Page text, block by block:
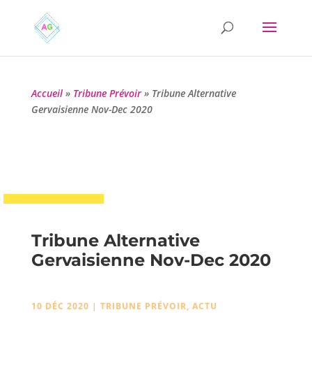
Accueil» Tribune Prévoir» Tribune Alternative
Gervaisienne Nov-Dec 2020
Tribune Alternative
Gervaisienne Nov-Dec 2020
10 DÉC 2020 | TRIBUNE PRÉVOIR, ACTU